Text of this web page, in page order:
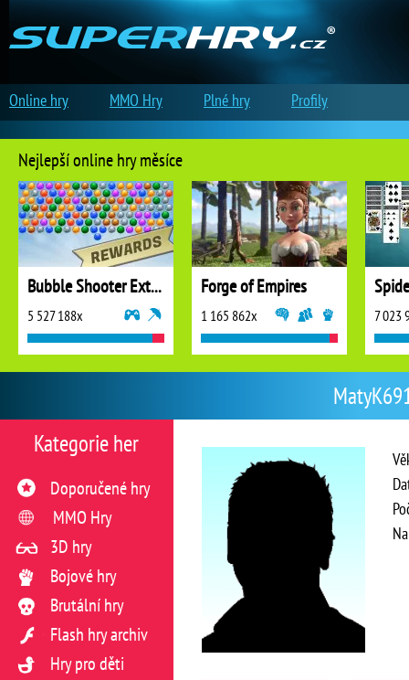
Kategorie her
Doporučené hry
MMO Hry
3D hry
Bojové hry
Brutální hry
Flash hry archiv
Hry pro děti
Nejlepší online hry měsíce
Bubble Shooter Extreme
5 527 188x
Forge of Empires
1 165 862x 7 023
Online hry MMO Hry Plné hry Profily